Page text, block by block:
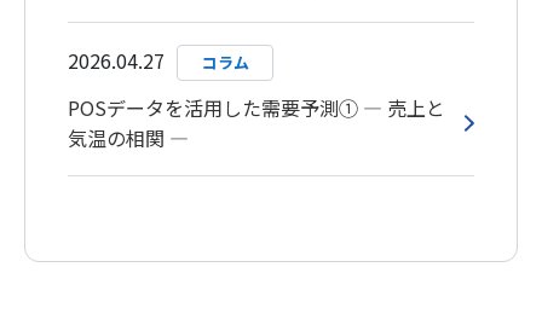
2026.04.27 コラム
POSデータを活用した需要予測① ― 売上と
気温の相関 ―